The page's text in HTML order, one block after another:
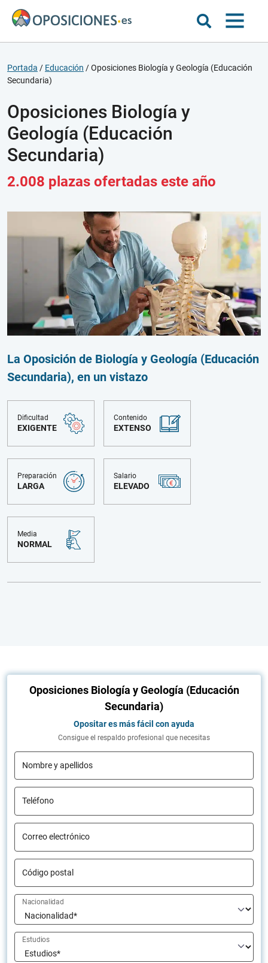
Portada / Educación /Oposiciones Biología y Geología (Educación
Secundaria)
Oposiciones Biología y
Geología (Educación
Secundaria)
2.008 plazas ofertadas este año
La Oposición de Biología y Geología (Educación
Secundaria), en un vistazo
Dificultad
EXIGENTE
Contenido
EXTENSO
Preparación
LARGA
Salario
ELEVADO
Media
NORMAL
Oposiciones Biología y Geología (Educación
Secundaria)
Opositar es más fácil con ayuda
Consigue el respaldo profesional que necesitas
Nombre y apellidos
Teléfono
Correo electrónico
Código postal
Nacionalidad
Estudios